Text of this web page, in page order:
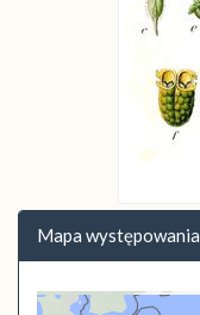
Mapa występowania